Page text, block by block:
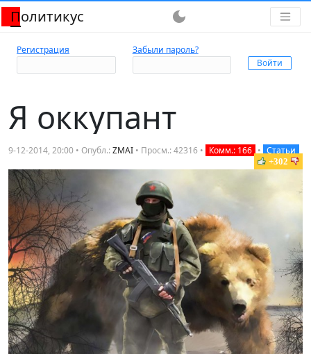
Политикус dark_mode
Регистрация Забыли пароль?
Я оккупант
9-12-2014, 20:00 • Опубл.:ZMAI • Просм.: 42316 • Комм.: 166 • Статьи
+302